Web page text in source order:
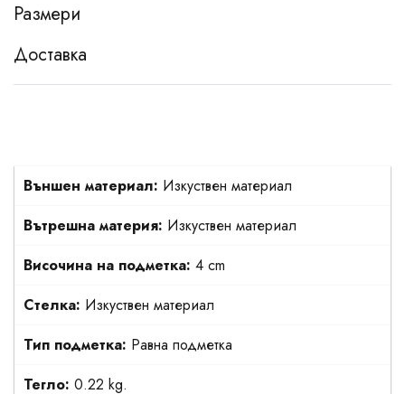
Размери
Доставка
Външен материал: Изкуствен материал
Вътрешна материя: Изкуствен материал
Височина на подметка: 4 cm
Стелка: Изкуствен материал
Тип подметка: Равна подметка
Тегло: 0.22 kg.